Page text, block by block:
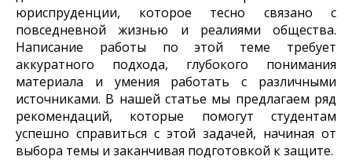
юриспруденции, которое тесно связано с
повседневной жизнью и реалиями общества.
Написание работы по этой теме требует
аккуратного подхода, глубокого понимания
материала и умения работать с различными
источниками. В нашей статье мы предлагаем ряд
рекомендаций, которые помогут студентам
успешно справиться с этой задачей, начиная от
выбора темы и заканчивая подготовкой к защите.